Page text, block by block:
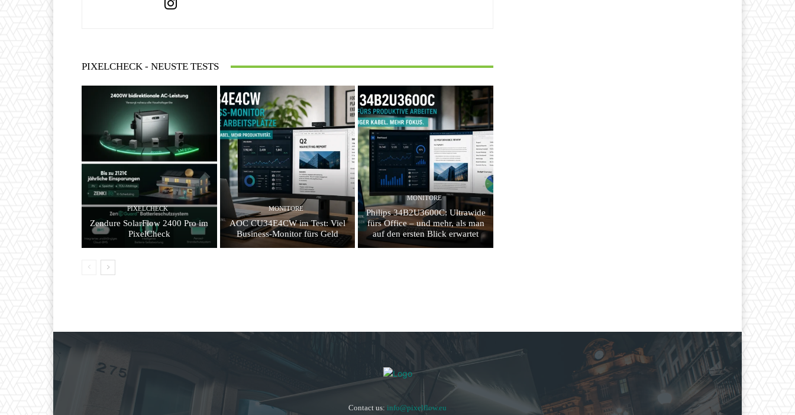
PIXELCHECK - NEUSTE TESTS
PIXELCHECK
Zendure SolarFlow 2400 Pro im
PixelCheck
MONITORE
AOC CU34E4CW im Test: Viel
Business-Monitor fürs Geld
MONITORE
Philips 34B2U3600C: Ultrawide
fürs Office – und mehr, als man
auf den ersten Blick erwartet
Contact us: info@pixelflow.eu